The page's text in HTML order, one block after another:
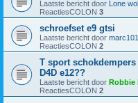
Laatste bericht door Lone
ReactiesCOLON 3
schroefset e9 gtsi
Laatste bericht door marc101
ReactiesCOLON 2
T sport
D4D e12??
Laatste bericht door Robbie
ReactiesCOLON 2